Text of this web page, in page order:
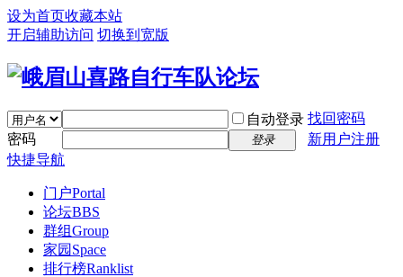
设为首页收藏本站
开启辅助访问 切换到宽版
自动登录 找回密码
密码
登录
新用户注册
快捷导航
门户Portal
论坛BBS
群组Group
家园 Space
排行榜Ranklist